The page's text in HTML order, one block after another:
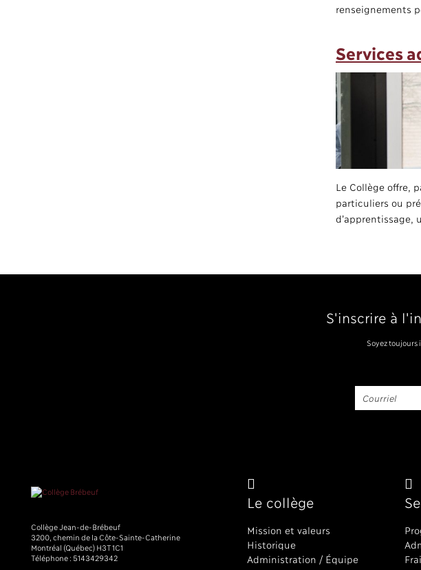
renseignements
Services
Le Collège offre,
particuliers ou
d’apprentissage,
S'inscrire à
Soyez toujours
Le collège
Mission et valeurs
Historique
Administration / Équipe
Collège Jean-de-Brébeuf
3200, chemin de la Côte-Sainte-Catherine
Montréal (Québec) H3T 1C1
Téléphone : 5143429342